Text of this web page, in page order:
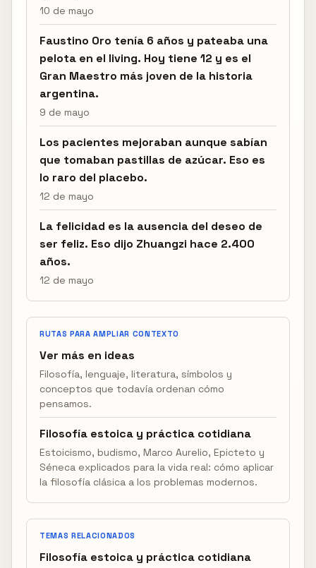
10 de mayo
Faustino Oro tenía 6 años y pateaba una
pelota en el living. Hoy tiene 12 y es el
Gran Maestro más joven de la historia
argentina.
9 de mayo
Los pacientes mejoraban aunque sabían
que tomaban pastillas de azúcar. Eso es
lo raro del placebo.
12 de mayo
La felicidad es la ausencia del deseo de
ser feliz. Eso dijo Zhuangzi hace 2.400
años.
12 de mayo
RUTAS PARA AMPLIAR CONTEXTO
Ver más en ideas
Filosofía, lenguaje, literatura, símbolos y
conceptos que todavía ordenan cómo
pensamos.
Filosofía estoica y práctica cotidiana
Estoicismo, budismo, Marco Aurelio, Epicteto y
Séneca explicados para la vida real: cómo aplicar
la filosofía clásica a los problemas modernos.
TEMAS RELACIONADOS
Filosofía estoica y práctica cotidiana